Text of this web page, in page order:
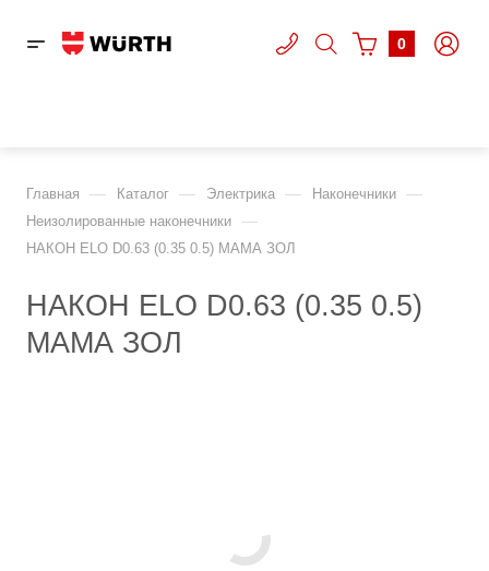
0
Главная — Каталог — Электрика — Наконечники —
Неизолированные наконечники —
НАКОН ELO D0.63 (0.35 0.5) МАМА ЗОЛ
НАКОН ELO D0.63 (0.35 0.5)
МАМА ЗОЛ